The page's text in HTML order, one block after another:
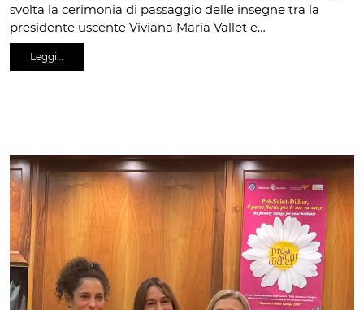
svolta la cerimonia di passaggio delle insegne tra la
presidente uscente Viviana Maria Vallet e…
Leggi…